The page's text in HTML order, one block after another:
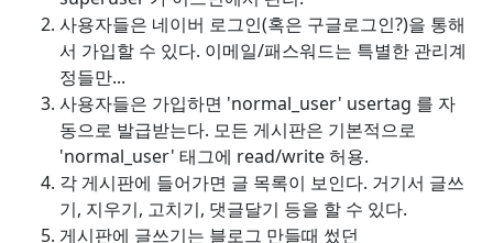
사용자들은 네이버 로그인(혹은 구글로그인?)을 통해
서 가입할 수 있다. 이메일/패스워드는 특별한 관리계
정들만...
사용자들은 가입하면 'normal_user' usertag 를 자
동으로 발급받는다. 모든 게시판은 기본적으로
'normal_user' 태그에 read/write 허용.
각 게시판에 들어가면 글 목록이 보인다. 거기서 글쓰
기, 지우기, 고치기, 댓글달기 등을 할 수 있다.
게시판에 글쓰기는 블로그 만들때 썼던